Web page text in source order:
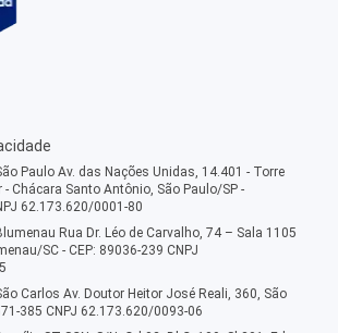
Paulo Av. das Nações Unidas, 14.401 - Torre
- Chácara Santo Antônio, São Paulo/SP -
62.173.620/0001-80
Rua Dr. Léo de Carvalho, 74 – Sala 1105
SC - CEP: 89036-239 CNPJ
Carlos Av. Doutor Heitor José Reali, 360, São
385 CNPJ 62.173.620/0093-06